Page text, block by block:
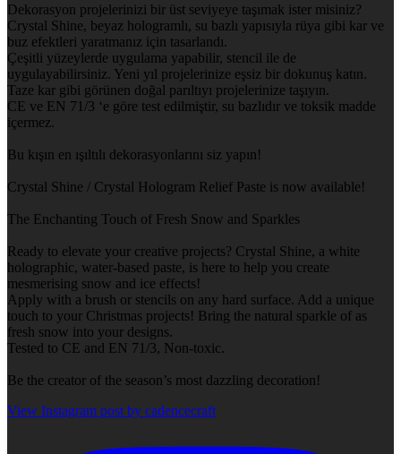
Dekorasyon projelerinizi bir üst seviyeye taşımak ister misiniz?
Crystal Shine, beyaz hologramlı, su bazlı yapısıyla rüya gibi kar ve
buz efektleri yaratmanız için tasarlandı.
Çeşitli yüzeylerde uygulama yapabilir, stencil ile de
uygulayabilirsiniz. Yeni yıl projelerinize eşsiz bir dokunuş katın.
Taze kar gibi görünen doğal parıltıyı projelerinize taşıyın.
CE ve EN 71/3 ‘e göre test edilmiştir, su bazlıdır ve toksik madde
içermez.
Bu kışın en ışıltılı dekorasyonlarını siz yapın!
Crystal Shine / Crystal Hologram Relief Paste is now available!
The Enchanting Touch of Fresh Snow and Sparkles
Ready to elevate your creative projects? Crystal Shine, a white
holographic, water-based paste, is here to help you create
mesmerising snow and ice effects!
Apply with a brush or stencils on any hard surface. Add a unique
touch to your Christmas projects! Bring the natural sparkle of as
fresh snow into your designs.
Tested to CE and EN 71/3, Non-toxic.
Be the creator of the season’s most dazzling decoration!
View Instagram post by cadencecraft